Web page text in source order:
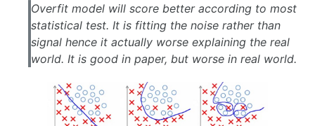
Overfit model will score better according to most
statistical test. It is fitting the noise rather than
signal hence it actually worse explaining the real
world. It is good in paper, but worse in real world.